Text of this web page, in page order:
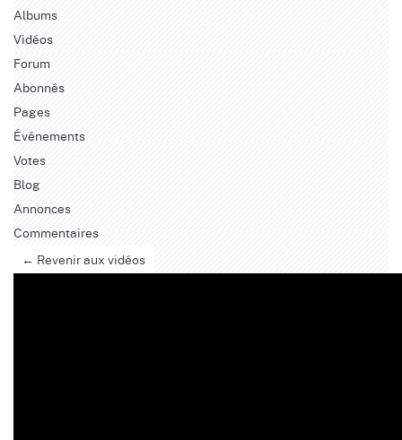
Albums
Vidéos
Forum
Abonnés
Pages
Événements
Votes
Blog
Annonces
Commentaires
← Revenir aux vidéos